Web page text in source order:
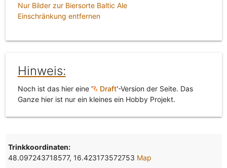
Nur Bilder zur Biersorte Baltic Ale
Einschränkung entfernen
Hinweis:
Noch ist das hier eine ' Draft'-Version der Seite. Das
Ganze hier ist nur ein kleines ein Hobby Projekt.
Trinkkoordinaten:
48.097243718577, 16.423173572753 Map